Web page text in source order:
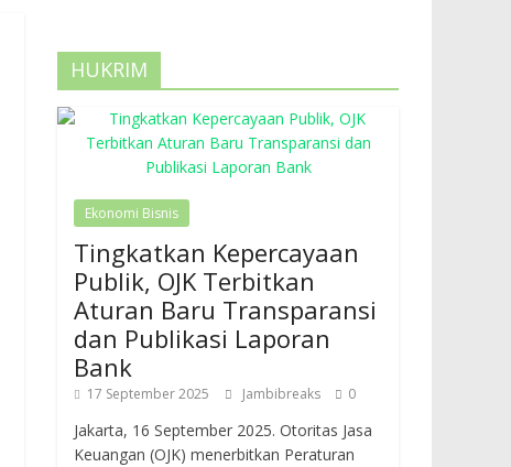
HUKRIM
Ekonomi Bisnis
Tingkatkan Kepercayaan
Publik, OJK Terbitkan
Aturan Baru Transparansi
dan Publikasi Laporan
Bank
17 September 2025 Jambibreaks 0
Jakarta, 16 September 2025. Otoritas Jasa
Keuangan (OJK) menerbitkan Peraturan